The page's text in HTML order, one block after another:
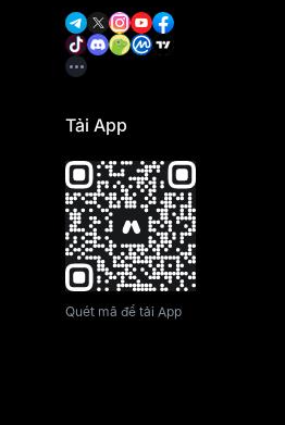
Tải App
Quét mã để tải App